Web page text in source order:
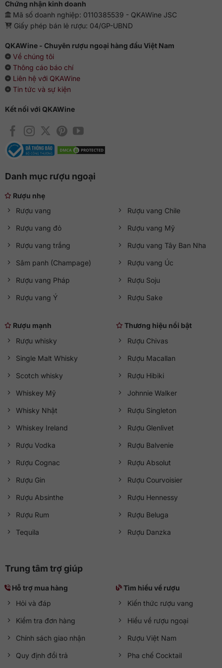
Chứng nhận kinh doanh
Mã số doanh nghiệp: 0110385539 - QKAWine JSC
Giấy phép bán lẻ rượu: 04/GP-UBND
QKAWine - Chuyên rượu ngoại hàng đầu Việt Nam
Về chúng tôi
Thông cáo báo chí
Liên hệ với QKAWine
Tin tức và sự kiện
Kết nối với QKAWine
Danh mục rượu ngoại
Rượu nhẹ
Rượu vang
Rượu vang đỏ
Rượu vang trắng
Sâm panh (Champage)
Rượu vang Pháp
Rượu vang Ý
Rượu vang Chile
Rượu vang Mỹ
Rượu vang Tây Ban Nha
Rượu vang Úc
Rượu Soju
Rượu Sake
Rượu mạnh
Rượu whisky
Single Malt Whisky
Scotch whisky
Whiskey Mỹ
Whisky Nhật
Whiskey Ireland
Rượu Vodka
Rượu Cognac
Rượu Gin
Rượu Absinthe
Rượu Rum
Tequila
Thương hiệu nổi bật
Rượu Chivas
Rượu Macallan
Rượu Hibiki
Johnnie Walker
Rượu Singleton
Rượu Glenlivet
Rượu Balvenie
Rượu Absolut
Rượu Courvoisier
Rượu Hennessy
Rượu Beluga
Rượu Danzka
Trung tâm trợ giúp
Hỗ trợ mua hàng
Hỏi và đáp
Kiểm tra đơn hàng
Chính sách giao nhận
Quy định đổi trả
Tìm hiểu về rượu
Kiến thức rượu vang
Hiểu về rượu ngoại
Rượu Việt Nam
Pha chế Cocktail